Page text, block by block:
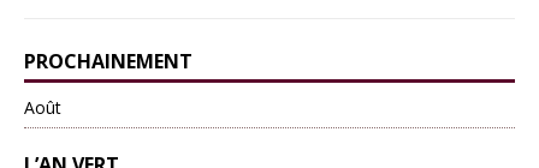
PROCHAINEMENT
Août